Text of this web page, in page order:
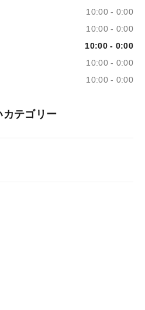
10:00 - 0:00
10:00 - 0:00
10:00 - 0:00
10:00 - 0:00
10:00 - 0:00
カテゴリー